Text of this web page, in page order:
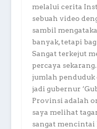
melalui cerita
sebuah video
sambil
banyak, tetapi
Sangat terkejut
percaya
jumlah penduduk
jadi gubernur
Provinsi adalah
saya melihat
sangat mencintai